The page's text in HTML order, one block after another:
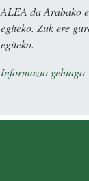
ALEA da Arabako
egiteko. Zuk ere
egiteko.
Informazio gehiago